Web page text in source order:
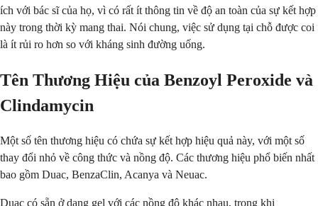
ích với bác sĩ của họ, vì có rất ít thông tin về độ an toàn của sự kết hợp
này trong thời kỳ mang thai. Nói chung, việc sử dụng tại chỗ được coi
là ít rủi ro hơn so với kháng sinh đường uống.
Tên Thương Hiệu của Benzoyl Peroxide và
Clindamycin
Một số tên thương hiệu có chứa sự kết hợp hiệu quả này, với một số
thay đổi nhỏ về công thức và nồng độ. Các thương hiệu phổ biến nhất
bao gồm Duac, BenzaClin, Acanya và Neuac.
Duac có sẵn ở dạng gel với các nồng độ khác nhau, trong khi